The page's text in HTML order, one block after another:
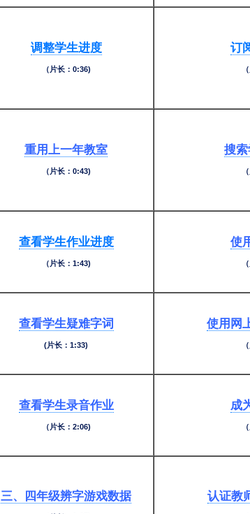
调整学生进度
（片长：0:36)
订
重用上一年教室
（片长：0:43)
搜索
查看学生作业进度
（片长：1:43)
使
查看学生疑难字词
(片长：1:33)
使用网
查看学生录音作业
（片长：2:06)
成
三、四年级辨字游戏数据 认证教